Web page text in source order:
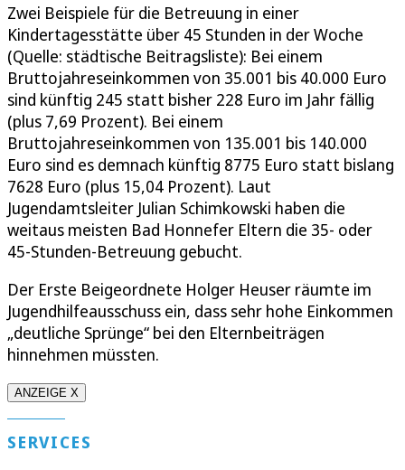
Zwei Beispiele für die Betreuung in einer
Kindertagesstätte über 45 Stunden in der Woche
(Quelle: städtische Beitragsliste): Bei einem
Bruttojahreseinkommen von 35.001 bis 40.000 Euro
sind künftig 245 statt bisher 228 Euro im Jahr fällig
(plus 7,69 Prozent). Bei einem
Bruttojahreseinkommen von 135.001 bis 140.000
Euro sind es demnach künftig 8775 Euro statt bislang
7628 Euro (plus 15,04 Prozent). Laut
Jugendamtsleiter Julian Schimkowski haben die
weitaus meisten Bad Honnefer Eltern die 35- oder
45-Stunden-Betreuung gebucht.
Der Erste Beigeordnete Holger Heuser räumte im
Jugendhilfeausschuss ein, dass sehr hohe Einkommen
„deutliche Sprünge“ bei den Elternbeiträgen
hinnehmen müssten.
ANZEIGE X
SERVICES